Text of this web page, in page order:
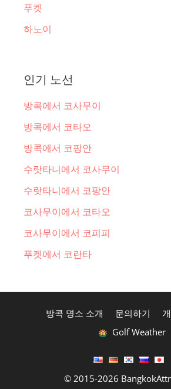
푸켓
하노이
인기 노선
방콕에서 코사무이
방콕에서 코타오
방콕에서 코팡안
수랏타니에서 코사무이
수랏타니에서 코팡안
코사무이에서 코타오
코사무이에서 코피피
푸켓에서 코란타
방콕 명소 소개 문의하기
Golf Weather
© 2015-2026